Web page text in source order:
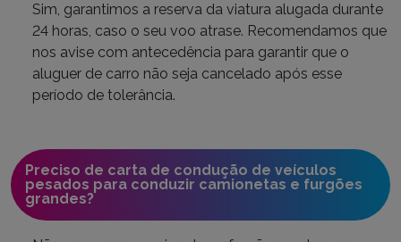
Sim, garantimos a reserva da viatura alugada durante
24 horas, caso o seu voo atrase. Recomendamos que
nos avise com antecedência para garantir que o
aluguer de carro não seja cancelado após esse
período de tolerância.
Preciso de carta de condução de veículos
pesados para conduzir camionetas e furgões
grandes?